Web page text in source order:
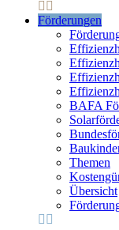
Förderungen
BAFA
Themen
Übersicht